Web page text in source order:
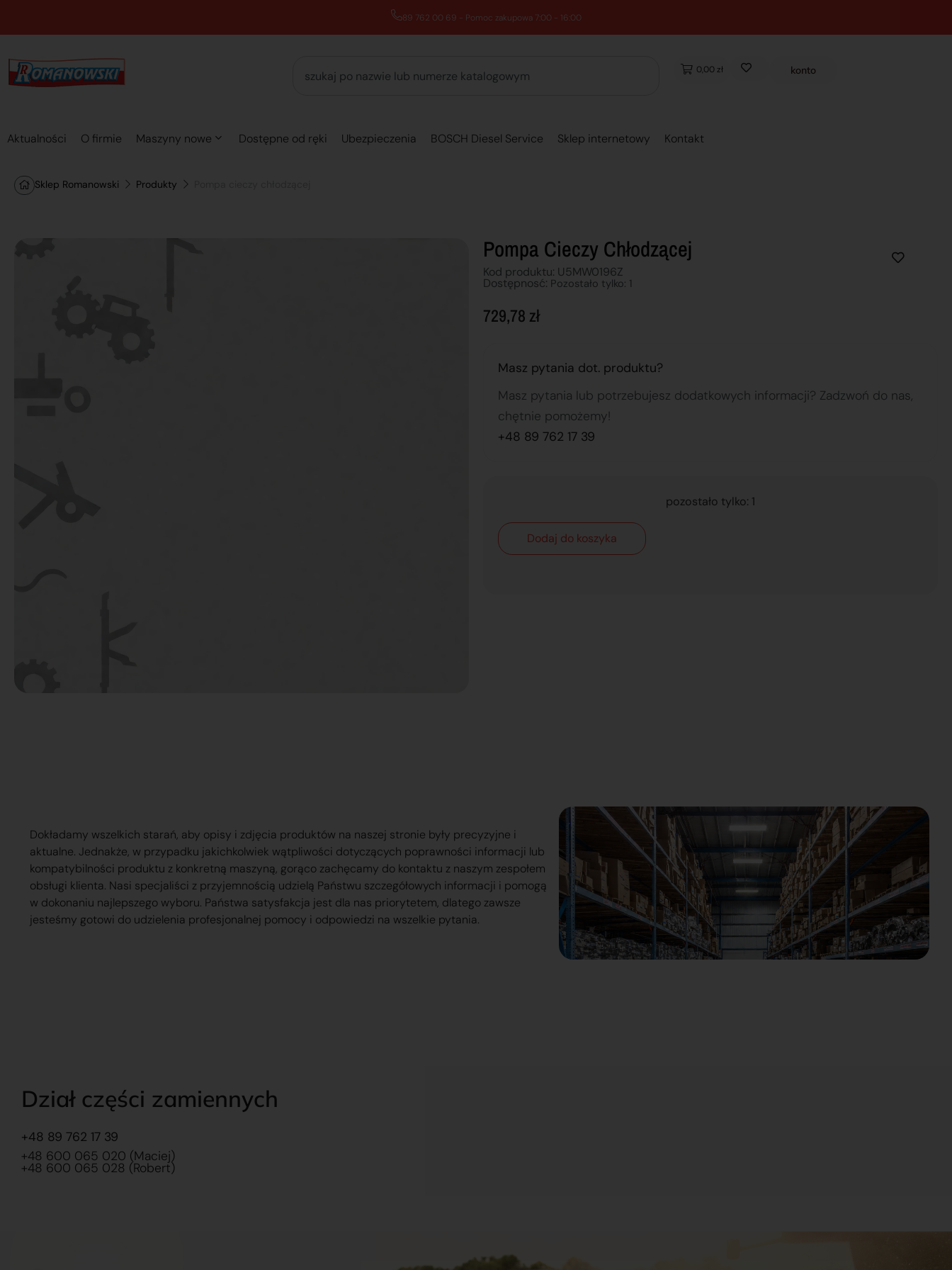
89 762 00 69 - Pomoc zakupowa 7:00 - 16:00
0,00 zł konto
Aktualności O firmie Maszyny nowe Dostępne od ręki Ubezpieczenia BOSCH Diesel Service Sklep internetowy Kontakt
Sklep Romanowski Produkty
Pompa Cieczy Chłodzącej
Kod produktu: U5MW0196Z
Dostępnosć: Pozostało tylko: 1
729,78 zł
Masz pytania dot. produktu?
Masz pytania lub potrzebujesz dodatkowych informacji? Zadzwoń do nas,
chętnie pomożemy!
+48 89 762 17 39
pozostało tylko: 1
Dodaj do koszyka
Dokładamy wszelkich starań, aby opisy i zdjęcia produktów na naszej stronie były precyzyjne i
aktualne. Jednakże, w przypadku jakichkolwiek wątpliwości dotyczących poprawności informacji lub
kompatybilności produktu z konkretną maszyną, gorąco zachęcamy do kontaktu z naszym zespołem
obsługi klienta. Nasi specjaliści z przyjemnością udzielą Państwu szczegółowych informacji i pomogą
w dokonaniu najlepszego wyboru. Państwa satysfakcja jest dla nas priorytetem, dlatego zawsze
jesteśmy gotowi do udzielenia profesjonalnej pomocy i odpowiedzi na wszelkie pytania.
Dział części zamiennych
+48 89 762 17 39
+48 600 065 020 (Maciej)
+48 600 065 028 (Robert)